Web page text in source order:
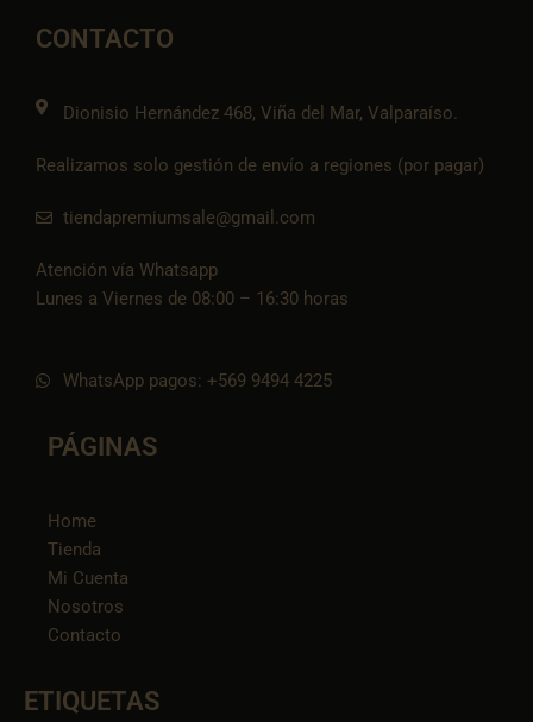
o
k
r
a
p
e
CONTACTO
Dionisio Hernández 468, Viña del Mar, Valparaíso.
Realizamos solo gestión de envío a regiones (por pagar)
tiendapremiumsale@gmail.com
Atención vía Whatsapp
Lunes a Viernes de 08:00 – 16:30 horas
WhatsApp pagos: +569 9494 4225
PÁGINAS
Home
Tienda
Mi Cuenta
Nosotros
Contacto
ETIQUETAS